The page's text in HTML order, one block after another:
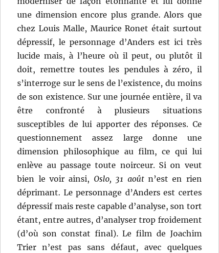
une dimension encore plus grande. Alors que
chez Louis Malle, Maurice Ronet était surtout
dépressif, le personnage d’Anders est ici très
lucide mais, à l’heure où il peut, ou plutôt il
doit, remettre toutes les pendules à zéro, il
s’interroge sur le sens de l’existence, du moins
de son existence. Sur une journée entière, il va
être confronté à plusieurs situations
susceptibles de lui apporter des réponses. Ce
questionnement assez large donne une
dimension philosophique au film, ce qui lui
enlève au passage toute noirceur. Si on veut
bien le voir ainsi, Oslo, 31 aoûtn’est en rien
déprimant. Le personnage d’Anders est certes
dépressif mais reste capable d’analyse, son tort
étant, entre autres, d’analyser trop froidement
(d’où son constat final). Le film de Joachim
Trier n’est pas sans défaut, avec quelques